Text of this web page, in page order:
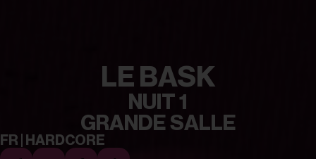
LE BASK
NUIT 1
GRANDE SALLE
FR | HARDCORE